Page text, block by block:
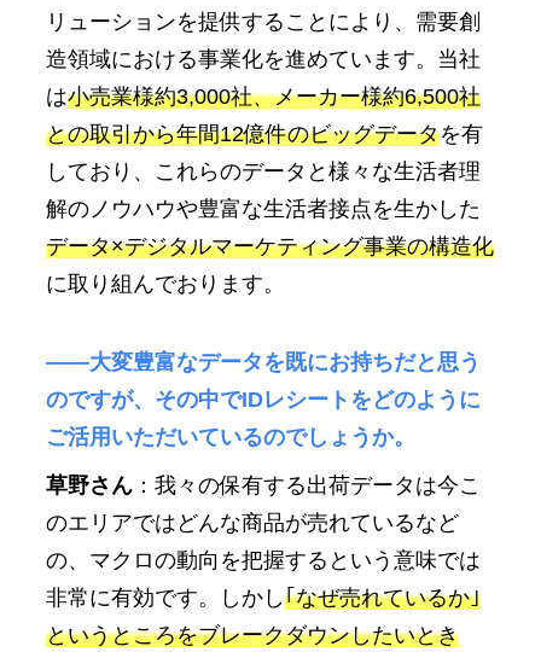
リューションを提供することにより、需要創
造領域における事業化を進めています。当社
は小売業様約3,000社、メーカー様約6,500社
との取引から年間12億件のビッグデータを有
しており、これらのデータと様々な生活者理
解のノウハウや豊富な生活者接点を生かした
データ×デジタルマーケティング事業の構造化
に取り組んでおります。
――大変豊富なデータを既にお持ちだと思う
のですが、その中でIDレシートをどのように
ご活用いただいているのでしょうか。
草野さん ：我々の保有する出荷データは今こ
のエリアではどんな商品が売れているなど
の、マクロの動向を把握するという意味では
非常に有効です。しかし｢なぜ売れているか｣
というところをブレークダウンしたいとき